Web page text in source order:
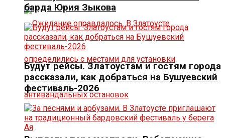
барда Юрия Зыкова
Будут рейсы. Златоустам и гостям города
рассказали, как добраться на Бушуевский
фестиваль-2026